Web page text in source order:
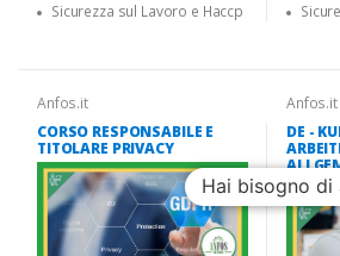
Hai bisogno di
Sicurezza sul Lavoro e Haccp
Anfos.it
CORSO RESPONSABILE E
TITOLARE PRIVACY
Anfos.it
DE -